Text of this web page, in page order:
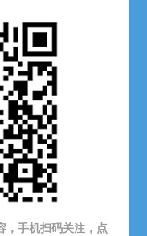
，手机扫码关注，点